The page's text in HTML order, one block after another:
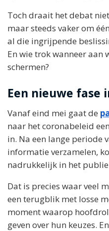
Toch draait het debat
maar steeds vaker om
al die ingrijpende
En wie trok wanneer aan
schermen?
Een nieuwe fase
Vanaf eind mei gaat de
naar het coronabeleid
in. Na een lange periode
informatie verzamelen,
nadrukkelijk in het
Dat is precies waar veel
een terugblik met losse
moment waarop
geven over hun keuzes.